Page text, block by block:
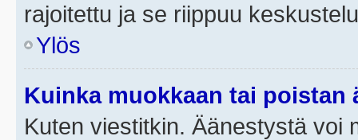
rajoitettu ja se riippuu
Ylös
Kuinka muokkaan tai poistan
Kuten viestitkin. Äänestystä voi